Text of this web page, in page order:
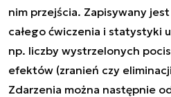
nim przejścia. Zapisywany
całego ćwiczenia i statystyki
np. liczby wystrzelonych
efektów (zranień czy
Zdarzenia można następnie